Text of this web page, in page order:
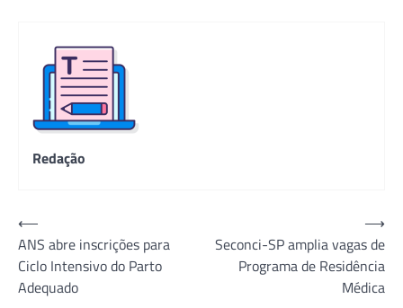
Redação
Navegação
de
Post
⟵
ANS abre inscrições para
Ciclo Intensivo do Parto
Adequado
Seconci-SP amplia vagas de
Programa de Residência
Médica
⟶